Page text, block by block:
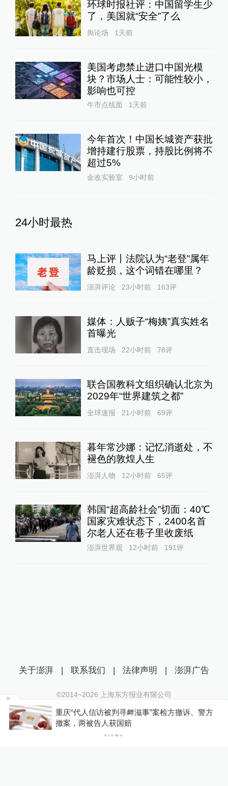
环球时报社评：中国留学生少
了，美国就“安全”了么
舆论场 1天前
美国考虑禁止进口中国光模
块？市场人士：可能性较小，
影响也可控
牛市点线面 1天前
今年首次！中国长城资产获批
增持建行股票，持股比例将不
超过5%
金改实验室 9小时前
24小时最热
马上评丨法院认为“老登”属年
龄贬损，这个词错在哪里？
澎湃评论 23小时前 163评
媒体：人贩子“梅姨”真实姓名
首曝光
直击现场 22小时前 78评
联合国教科文组织确认北京为
2029年“世界建筑之都”
全球速报 21小时前 69评
暮年常沙娜：记忆消逝处，不
褪色的敦煌人生
澎湃人物 12小时前 65评
韩国“超高龄社会”切面：40℃
国家灾难状态下，2400名首
尔老人还在巷子里收废纸
澎湃世界观 12小时前 191评
重庆“代人信访被判寻衅滋事”案检方撤诉、警方
撤案，两被告人获国赔
关于澎湃 | 联系我们 | 法律声明 | 澎湃广告
©2014~2026 上海东方报业有限公司
沪ICP证：沪B2-20170116 | 沪ICP备14003370号
互联网新闻信息服务许可证：31120170006
沪公网安备 31010602000299号